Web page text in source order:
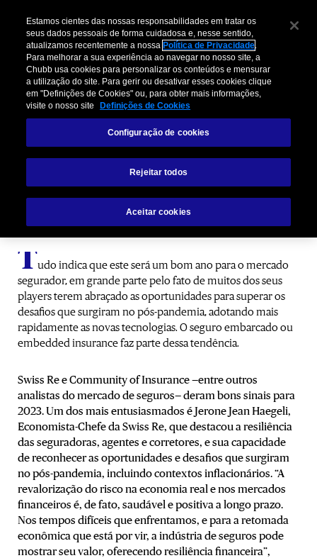
Embedded Insurance: Uma das
grandes tendências para 2023
Descubra a Conexão Chubb!
Tudo indica que este será um bom ano para o mercado
segurador, em grande parte pelo fato de muitos dos seus
players terem abraçado as oportunidades para superar os
desafios que surgiram no pós-pandemia, adotando mais
rapidamente as novas tecnologias. O seguro embarcado ou
embedded insurance faz parte dessa tendência.
Swiss Re e Community of Insurance —entre outros
analistas do mercado de seguros— deram bons sinais para
2023. Um dos mais entusiasmados é Jerone Jean Haegeli,
Economista-Chefe da Swiss Re, que destacou a resiliência
das seguradoras, agentes e corretores, e sua capacidade
de reconhecer as oportunidades e desafios que surgiram
no pós-pandemia, incluindo contextos inflacionários. “A
revalorização do risco na economia real e nos mercados
financeiros é, de fato, saudável e positiva a longo prazo.
Nos tempos difíceis que enfrentamos, e para a retomada
econômica que está por vir, a indústria de seguros pode
mostrar seu valor, oferecendo resiliência financeira”,
Estamos cientes das nossas responsabilidades em tratar os
seus dados pessoais de forma cuidadosa e, nesse sentido,
atualizamos recentemente a nossa Política de Privacidade.
Para melhorar a sua experiência ao navegar no nosso site, a
Chubb usa cookies para personalizar os conteúdos e mensurar
a utilização do site. Para gerir ou desativar esses cookies clique
em "Definições de Cookies" ou, para obter mais informações,
visite o nosso site
Definições de Cookies
Configuração de cookies
Rejeitar todos
Aceitar cookies